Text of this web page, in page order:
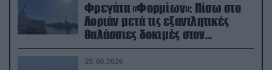
Φρεγάτα «Φορμίων»: Πίσω στο
Λοριάν μετά τις εξαντλητικές
θαλάσσιες δοκιμές στον
απαιτητικό Βισκαϊκό
25.06.2026